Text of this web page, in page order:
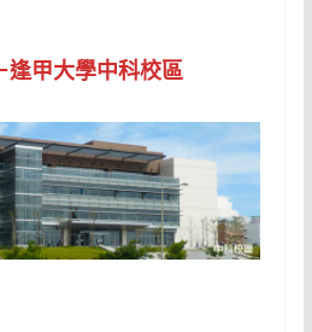
逢甲大學中科校區